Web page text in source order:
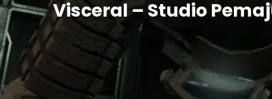
Visceral – Studio